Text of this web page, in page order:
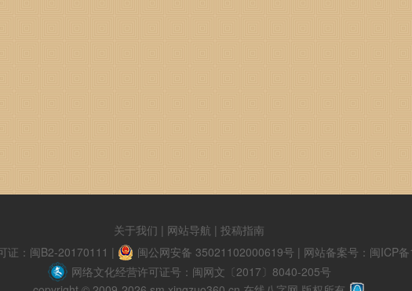
关于我们 | 网站导航 | 投稿指南
证：闽B2-20170111 | 闽公网安备 35021102000619号 | 网站备案号：闽ICP
网络文化经营许可证号：闽网文〔2017〕8040-205号